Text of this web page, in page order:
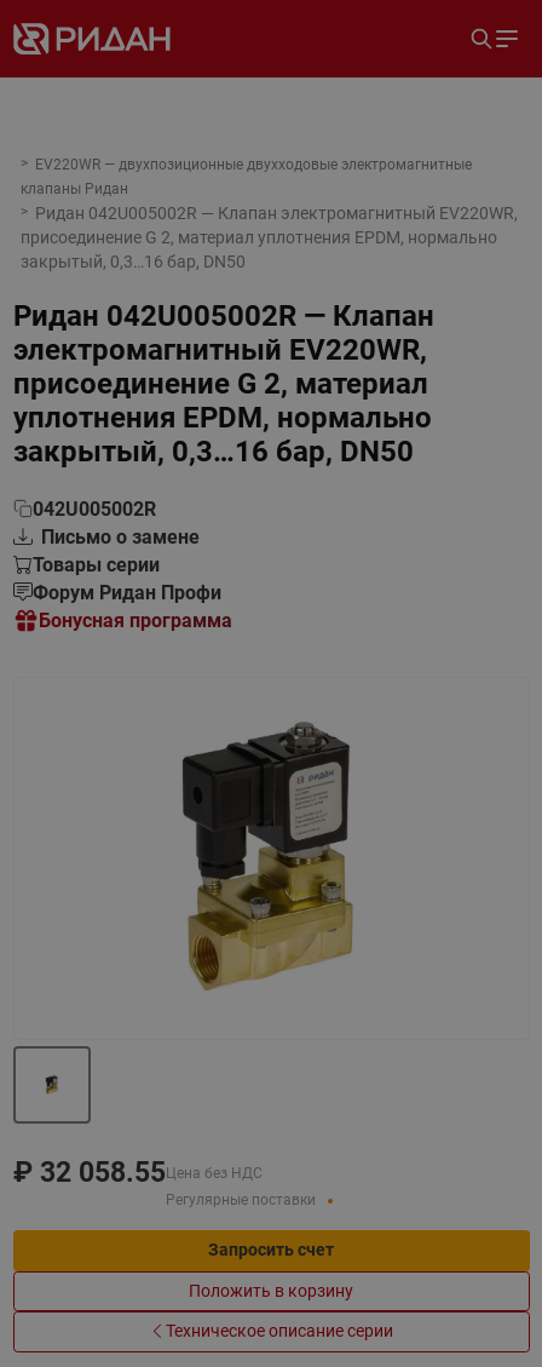
EV220WR — двухпозиционные двухходовые электромагнитные
клапаны Ридан
Ридан 042U005002R — Клапан электромагнитный EV220WR,
присоединение G 2, материал уплотнения EPDM, нормально
закрытый, 0,3…16 бар, DN50
Ридан 042U005002R — Клапан
электромагнитный EV220WR,
присоединение G 2, материал
уплотнения EPDM, нормально
закрытый, 0,3…16 бар, DN50
042U005002R
Письмо о замене
Товары серии
Форум Ридан Профи
Бонусная программа
₽ 32 058.55 Цена без НДС
Регулярные поставки
Запросить счет
Положить в корзину
Техническое описание серии